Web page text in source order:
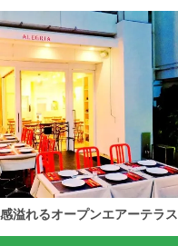
溢れるオープンエアーテラス